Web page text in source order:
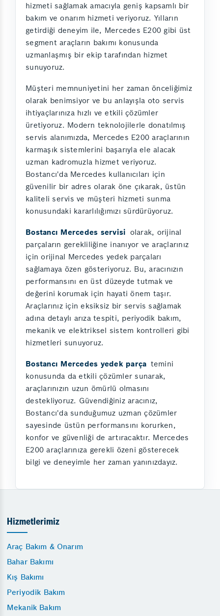
hizmeti sağlamak amacıyla geniş kapsamlı bir
bakım ve onarım hizmeti veriyoruz. Yılların
getirdiği deneyim ile, Mercedes E200 gibi üst
segment araçların bakımı konusunda
uzmanlaşmış bir ekip tarafından hizmet
sunuyoruz.
Müşteri memnuniyetini her zaman önceliğimiz
olarak benimsiyor ve bu anlayışla oto servis
ihtiyaçlarınıza hızlı ve etkili çözümler
üretiyoruz. Modern teknolojilerle donatılmış
servis alanımızda, Mercedes E200 araçlarının
karmaşık sistemlerini başarıyla ele alacak
uzman kadromuzla hizmet veriyoruz.
Bostancı'da Mercedes kullanıcıları için
güvenilir bir adres olarak öne çıkarak, üstün
kaliteli servis ve müşteri hizmeti sunma
konusundaki kararlılığımızı sürdürüyoruz.
Bostancı Mercedes servisi olarak, orijinal
parçaların gerekliliğine inanıyor ve araçlarınız
için orijinal Mercedes yedek parçaları
sağlamaya özen gösteriyoruz. Bu, aracınızın
performansını en üst düzeyde tutmak ve
değerini korumak için hayati önem taşır.
Araçlarınız için eksiksiz bir servis sağlamak
adına detaylı arıza tespiti, periyodik bakım,
mekanik ve elektriksel sistem kontrolleri gibi
hizmetleri sunuyoruz.
Bostancı Mercedes yedek parça temini
konusunda da etkili çözümler sunarak,
araçlarınızın uzun ömürlü olmasını
destekliyoruz. Güvendiğiniz aracınız,
Bostancı'da sunduğumuz uzman çözümler
sayesinde üstün performansını korurken,
konfor ve güvenliği de artıracaktır. Mercedes
E200 araçlarınıza gerekli özeni gösterecek
bilgi ve deneyimle her zaman yanınızdayız.
Hizmetlerimiz
Araç Bakım & Onarım
Bahar Bakımı
Kış Bakımı
Periyodik Bakım
Mekanik Bakım